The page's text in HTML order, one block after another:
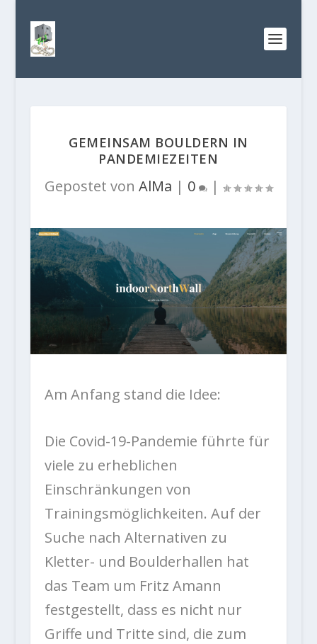
GEMEINSAM BOULDERN IN
PANDEMIEZEITEN
Gepostet von AlMa | 0 |
Am Anfang stand die Idee:
Die Covid-19-Pandemie führte für
viele zu erheblichen
Einschränkungen von
Trainingsmöglichkeiten. Auf der
Suche nach Alternativen zu
Kletter- und Boulderhallen hat
das Team um Fritz Amann
festgestellt, dass es nicht nur
Griffe und Tritte sind, die zum